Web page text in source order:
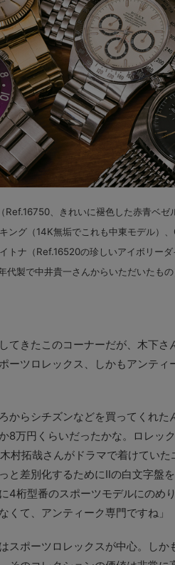
Ref.16750、きれいに褪色した赤青ベゼ
ング（14K無垢でこれも中東モデル）
トナ（Ref.16520の珍しいアイボリー
代製で中井貴一さんからいただいたも
てきたこのコーナーだが、木下さ
ーツロレックス、しかもアンティ
からシチズンなどを買ってくれた
8万円くらいだったかな。ロレッ
村拓哉さんがドラマで着けていた
と差別化するためにⅡの白文字盤
4桁型番のスポーツモデルにのめ
くて、アンティーク専門ですね」
スポーツロレックスが中心。しか